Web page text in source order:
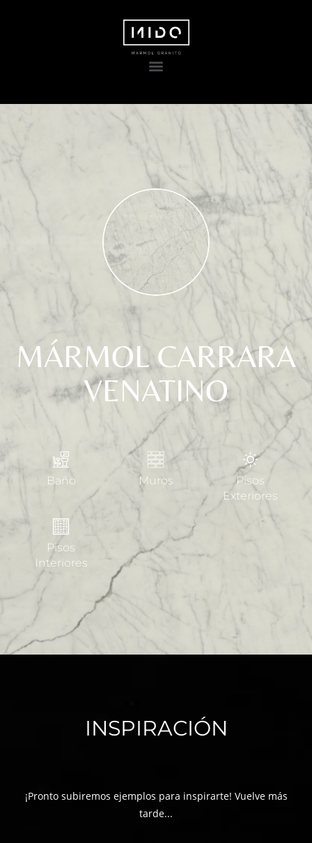
MÁRMOL CARRARA
VENATINO
Baño Muros
Pisos
Exteriores
Pisos
Interiores
INSPIRACIÓN
¡Pronto subiremos ejemplos para inspirarte! Vuelve más
tarde...